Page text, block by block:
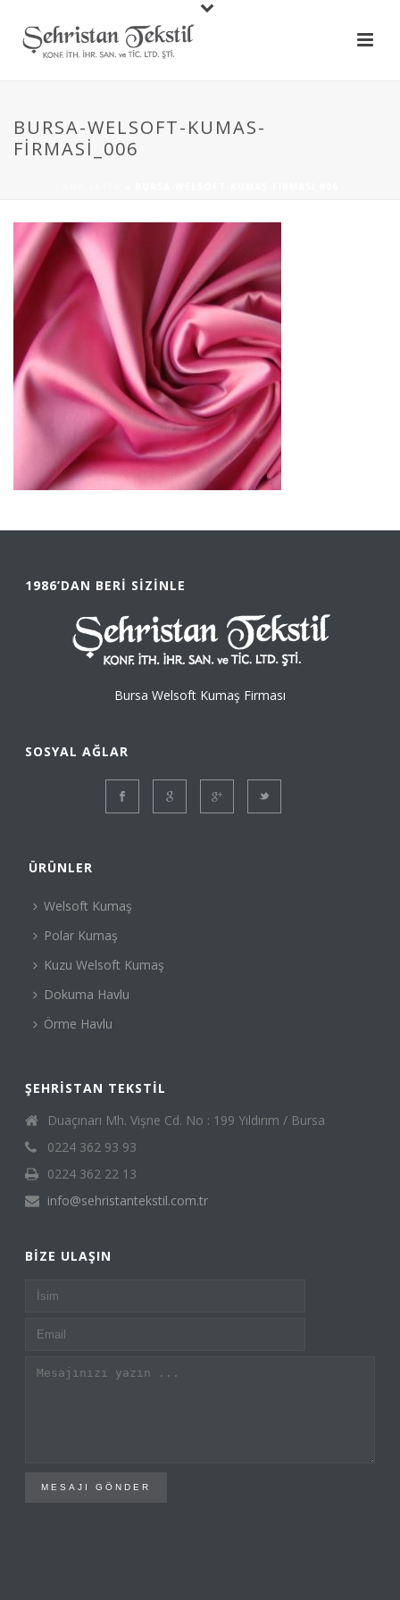
BURSA-WELSOFT-KUMAS-
FIRMASI_006
1986’DAN BERI SIZINLE
Bursa Welsoft Kumaş Firması
SOSYAL AĞLAR
ÜRÜNLER
Welsoft Kumaş
Polar Kumaş
Kuzu Welsoft Kumaş
Dokuma Havlu
Örme Havlu
ŞEHRISTAN TEKSTIL
Duaçınarı Mh. Vişne Cd. No : 199 Yıldırım / Bursa
0224 362 93 93
0224 362 22 13
info@sehristantekstil.com.tr
BIZE ULAŞIN
MESAJI GÖNDER